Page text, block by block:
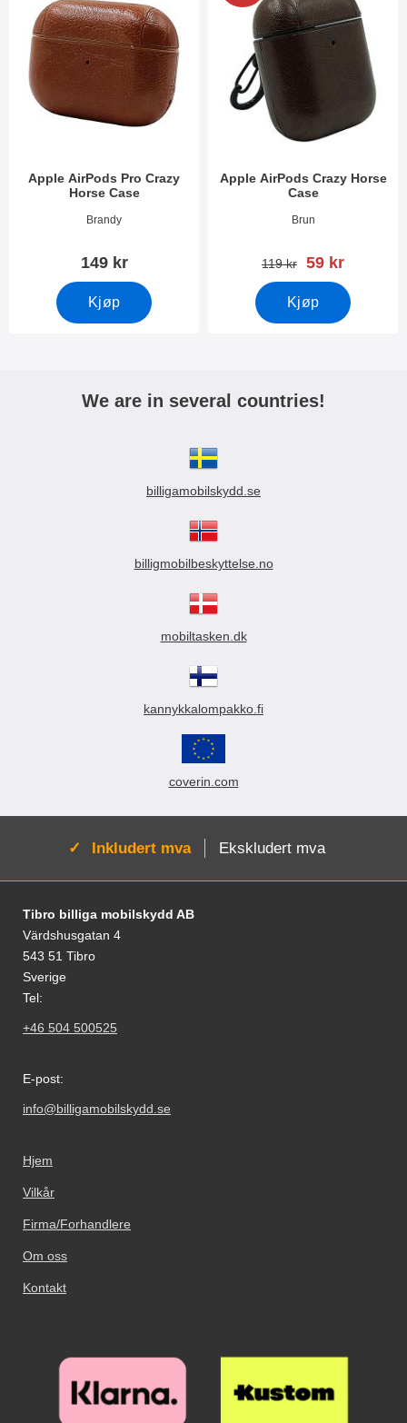
Apple AirPods Pro Crazy
Horse Case
Varenummer 39075
Brandy
149 kr
Kjøp
Apple AirPods Crazy Horse
Case
Varenummer 34093
Brun
gammel pris
119 kr ny pris
59 kr
Kjøp
We are in several countries!
billigamobilskydd.se
billigmobilbeskyttelse.no
mobiltasken.dk
kannykkalompakko.fi
coverin.com
Aktiv:
Inkludert mva Ekskludert mva
Footer-innhold Blandet informasjon og
Tibro billiga mobilskydd AB
Värdshusgatan 4
543 51 Tibro
Sverige
Tel:
+46 504 500525
E-post:
info@billigamobilskydd.se
Hjem
Vilkår
Firma/Forhandlere
Om oss
Kontakt